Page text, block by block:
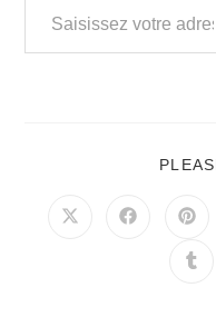
Ouvrir
Ouvrir
une
autre